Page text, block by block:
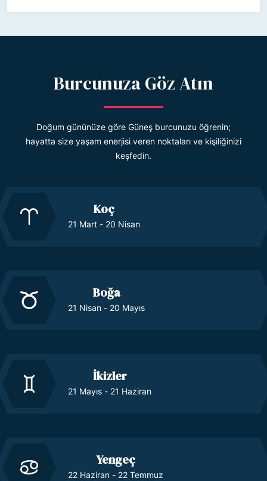
Burcunuza Göz Atın
Doğum gününüze göre Güneş burcunuzu öğrenin;
hayatta size yaşam enerjisi veren noktaları ve kişiliğinizi
keşfedin.
Koç
21 Mart - 20 Nisan
Boğa
21 Nisan - 20 Mayıs
İkizler
21 Mayıs - 21 Haziran
Yengeç
22 Haziran - 22 Temmuz